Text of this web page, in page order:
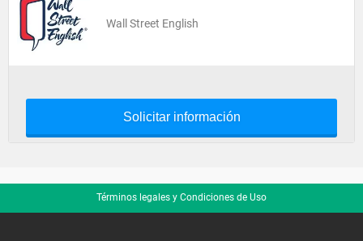
Wall Street English
Solicitar información
Términos legales y Condiciones de Uso